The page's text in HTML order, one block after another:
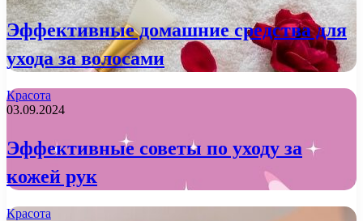
Эффективные домашние средства для
ухода за волосами
Красота
03.09.2024
Эффективные советы по уходу за
кожей рук
Красота